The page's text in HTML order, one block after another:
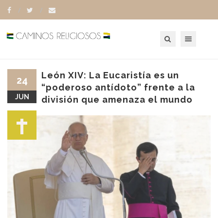
León XIV: La Eucaristía es un
“poderoso antídoto” frente a la
división que amenaza el mundo
24
JUN